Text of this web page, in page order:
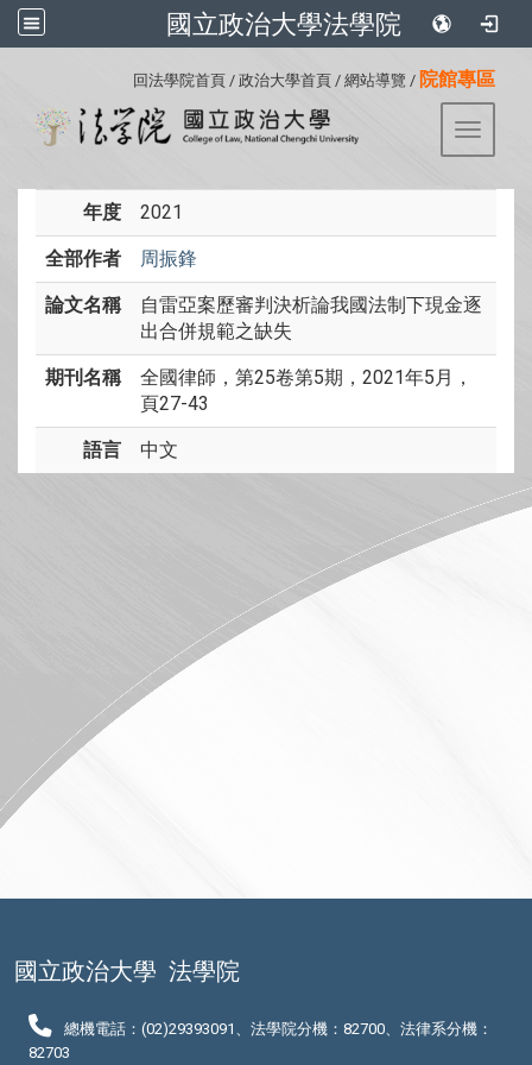
國立政治大學法學院
回法學院首頁 / 政治大學首頁 / 網站導覽 / 院館專區
Toggle
年度 2021
全部作者 周振鋒
論文名稱
自雷亞案歷審判決析論我國法制下現金逐
出合併規範之缺失
期刊名稱
全國律師，第25卷第5期，2021年5月，
頁27-43
語言 中文
國立政治大學 法學院
總機電話：(02)29393091、法學院分機：82700、法律系分機：
82703